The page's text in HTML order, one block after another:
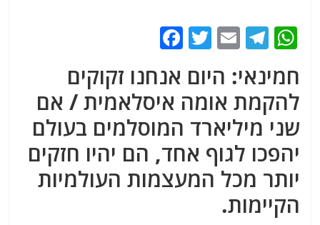
W
at
s
A
p
p
T
e
g
ra
m
E
ai
l
T
itt
er
c
e
b
o
o
k
חמינאי: היום אנחנו זקוקים
להקמת אומה איסלאמית / אם
שני מיליארד המוסלמים בעולם
יהפכו לגוף אחד, הם יהיו חזקים
יותר מכל המעצמות העולמיות
הקיימות.